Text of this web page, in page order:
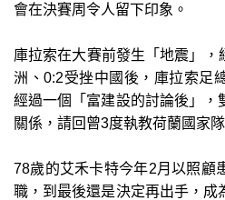
會在決賽周令人留下印象。
庫拉索在大賽前發生「地震」
洲、0:2受挫中國後，庫拉索足
經過一個「富建設的討論後」，
關係，請回曾3度執教荷蘭國家
78歲的艾禾卡特今年2月以照顧
職，到最後還是決定再出手，成